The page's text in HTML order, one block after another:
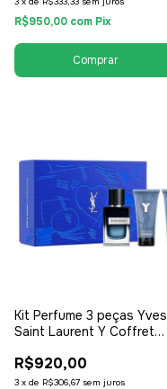
R$950,00 com Pix
Kit Perfume 3 peças Yves
Saint Laurent Y Coffret
+ 1 Creme Pós Barba -
Masculino
R$920,00
3 x de R$306,67 sem juros